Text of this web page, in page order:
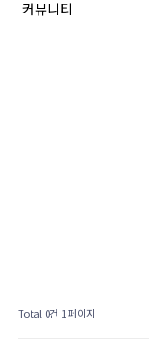
커뮤니티
Total 0건 1 페이지